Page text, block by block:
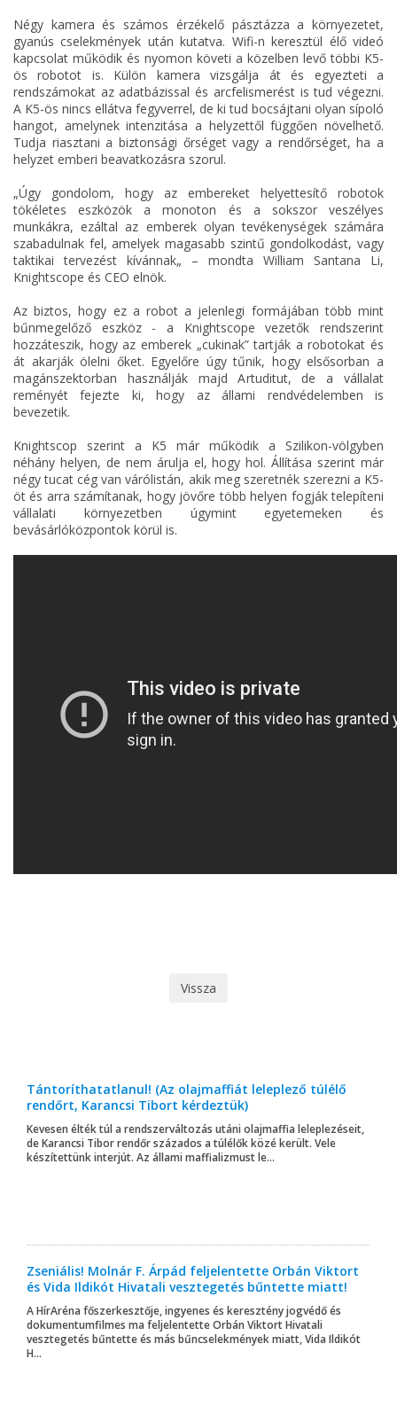
Négy kamera és számos érzékelő pásztázza a környezetet,
gyanús cselekmények után kutatva. Wifi-n keresztül élő videó
kapcsolat működik és nyomon követi a közelben levő többi K5-
ös robotot is. Külön kamera vizsgálja át és egyezteti a
rendszámokat az adatbázissal és arcfelismerést is tud végezni.
A K5-ös nincs ellátva fegyverrel, de ki tud bocsájtani olyan sípoló
hangot, amelynek intenzitása a helyzettől függően növelhető.
Tudja riasztani a biztonsági őrséget vagy a rendőrséget, ha a
helyzet emberi beavatkozásra szorul.
„Úgy gondolom, hogy az embereket helyettesítő robotok
tökéletes eszközök a monoton és a sokszor veszélyes
munkákra, ezáltal az emberek olyan tevékenységek számára
szabadulnak fel, amelyek magasabb szintű gondolkodást, vagy
taktikai tervezést kívánnak„ – mondta William Santana Li,
Knightscope és CEO elnök.
Az biztos, hogy ez a robot a jelenlegi formájában több mint
bűnmegelőző eszköz - a Knightscope vezetők rendszerint
hozzáteszik, hogy az emberek „cukinak” tartják a robotokat és
át akarják ölelni őket. Egyelőre úgy tűnik, hogy elsősorban a
magánszektorban használják majd Artuditut, de a vállalat
reményét fejezte ki, hogy az állami rendvédelemben is
bevezetik.
Knightscop szerint a K5 már működik a Szilikon-völgyben
néhány helyen, de nem árulja el, hogy hol. Állítása szerint már
négy tucat cég van várólistán, akik meg szeretnék szerezni a K5-
öt és arra számítanak, hogy jövőre több helyen fogják telepíteni
vállalati környezetben úgymint egyetemeken és
bevásárlóközpontok körül is.
Vissza
Tántoríthatatlanul! (Az olajmaffiát leleplező túlélő
rendőrt, Karancsi Tibort kérdeztük)
Kevesen élték túl a rendszerváltozás utáni olajmaffia leleplezéseit,
de Karancsi Tibor rendőr százados a túlélők közé került. Vele
készítettünk interjút. Az állami maffializmust le...
Zseniális! Molnár F. Árpád feljelentette Orbán Viktort
és Vida Ildikót Hivatali vesztegetés bűntette miatt!
A HírAréna főszerkesztője, ingyenes és keresztény jogvédő és
dokumentumfilmes ma feljelentette Orbán Viktort Hivatali
vesztegetés bűntette és más bűncselekmények miatt, Vida Ildikót
H...